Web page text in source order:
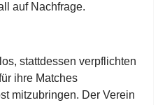
auf Nachfrage.
stattdessen verpflichten
ihre Matches
mitzubringen. Der Verein